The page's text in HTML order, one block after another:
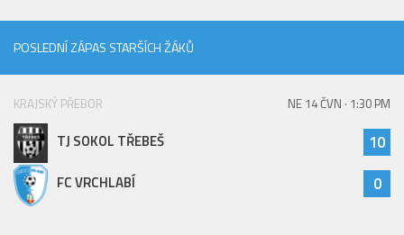
POSLEDNÍ ZÁPAS STARŠÍCH ŽÁKŮ
KRAJSKÝ PŘEBOR NE 14 ČVN · 1:30 PM
TJ SOKOL TŘEBEŠ 10
FC VRCHLABÍ 0